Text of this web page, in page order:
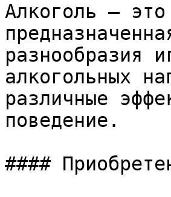
Алкоголь —
разнообразия
алкогольных
различные
поведение.
####